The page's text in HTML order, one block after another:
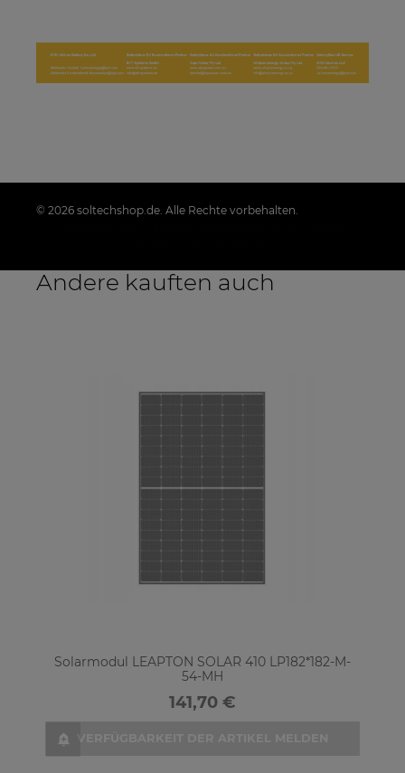
© 2026 soltechshop.de. Alle Rechte vorbehalten.
Andere kauften auch
Solarmodul LEAPTON SOLAR 410 LP182*182-M-
54-MH
141,70 €